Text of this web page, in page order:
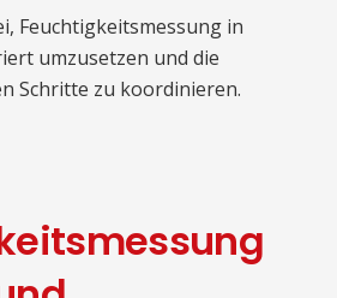
Feuchtigkeitsmessung in
umzusetzen und die
Schritte zu koordinieren.